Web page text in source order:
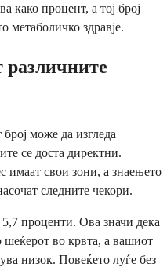
како процент, а тој број
метаболичко здравје.
може да изгледа
се доста директни.
имаат свои зони, а знаењето
следните чекори.
проценти. Ова значи дека
шеќерот во крвта, а вашиот
низок. Повеќето луѓе без